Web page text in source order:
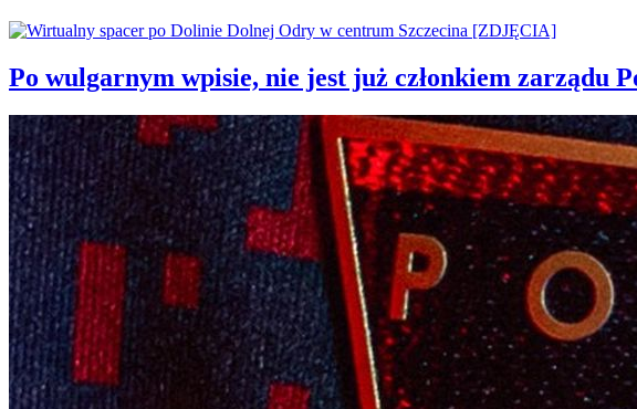
Po wulgarnym wpisie, nie jest już członkiem zarządu